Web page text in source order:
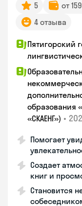
5 от
4 отзыва
Пятигорский
образования
«СКАЕНГ») •
Помогает
Создает
книг и
Становится